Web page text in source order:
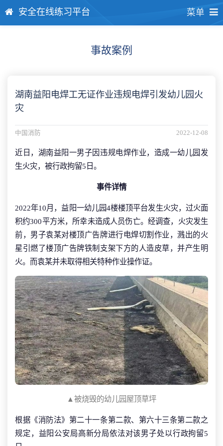
安全在线练习平台 菜单
事故案例
湖南益阳电焊工无证作业违规电焊引发幼儿园火
灾
中国消防 2022-12-08
近日，湖南益阳一男子因违规电焊作业，造成一幼儿园发
生火灾，被行政拘留5日。
事件详情
2022年10月，益阳一幼儿园4楼楼顶平台发生火灾，过火面
积约300平方米，所幸未造成人员伤亡。经调查，火灾发生
前，男子袁某对楼顶广告牌进行电焊切割作业，溅出的火
星引燃了楼顶广告牌铁制支架下方的人造皮草，并产生明
火。而袁某并未取得相关特种作业操作证。
▲被烧毁的幼儿园屋顶草坪
根据《消防法》第二十一条第二款、第六十三条第二款之
规定，益阳公安局高新分局依法对该男子处以行政拘留5